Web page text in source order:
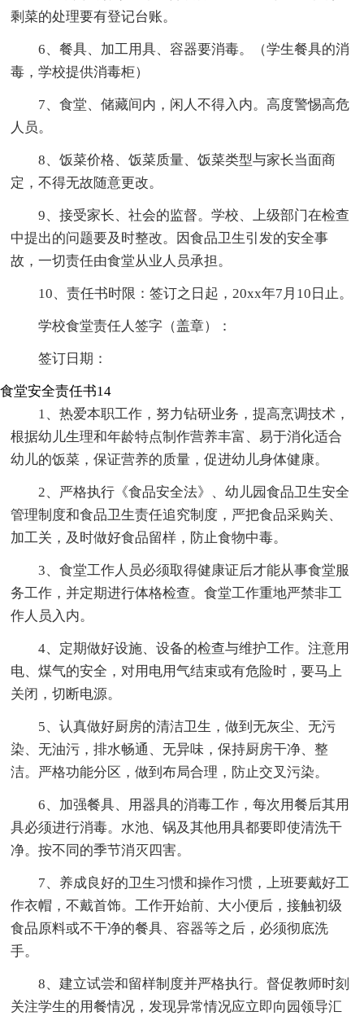
剩菜的处理要有登记台账。
6、餐具、加工用具、容器要消毒。（学生餐具的消
毒，学校提供消毒柜）
7、食堂、储藏间内，闲人不得入内。高度警惕高危
人员。
8、饭菜价格、饭菜质量、饭菜类型与家长当面商
定，不得无故随意更改。
9、接受家长、社会的监督。学校、上级部门在检查
中提出的问题要及时整改。因食品卫生引发的安全事
故，一切责任由食堂从业人员承担。
10、责任书时限：签订之日起，20xx年7月10日止。
学校食堂责任人签字（盖章）：
签订日期：
食堂安全责任书14
1、热爱本职工作，努力钻研业务，提高烹调技术，
根据幼儿生理和年龄特点制作营养丰富、易于消化适合
幼儿的饭菜，保证营养的质量，促进幼儿身体健康。
2、严格执行《食品安全法》、幼儿园食品卫生安全
管理制度和食品卫生责任追究制度，严把食品采购关、
加工关，及时做好食品留样，防止食物中毒。
3、食堂工作人员必须取得健康证后才能从事食堂服
务工作，并定期进行体格检查。食堂工作重地严禁非工
作人员入内。
4、定期做好设施、设备的检查与维护工作。注意用
电、煤气的安全，对用电用气结束或有危险时，要马上
关闭，切断电源。
5、认真做好厨房的清洁卫生，做到无灰尘、无污
染、无油污，排水畅通、无异味，保持厨房干净、整
洁。严格功能分区，做到布局合理，防止交叉污染。
6、加强餐具、用器具的消毒工作，每次用餐后其用
具必须进行消毒。水池、锅及其他用具都要即使清洗干
净。按不同的季节消灭四害。
7、养成良好的卫生习惯和操作习惯，上班要戴好工
作衣帽，不戴首饰。工作开始前、大小便后，接触初级
食品原料或不干净的餐具、容器等之后，必须彻底洗
手。
8、建立试尝和留样制度并严格执行。督促教师时刻
关注学生的用餐情况，发现异常情况应立即向园领导汇